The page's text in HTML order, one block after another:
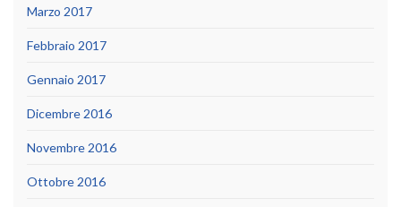
Marzo 2017
Febbraio 2017
Gennaio 2017
Dicembre 2016
Novembre 2016
Ottobre 2016